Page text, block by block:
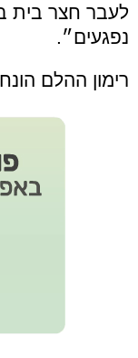
לעבר חצר בית
נפגעים״.
רימון ההלם